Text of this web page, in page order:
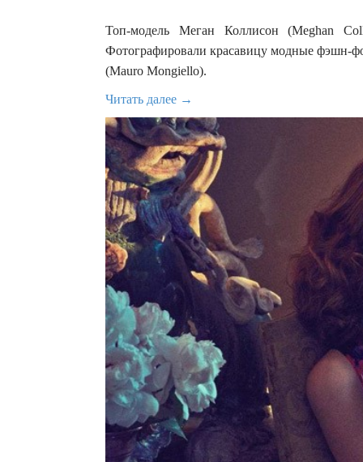
Топ-модель Меган Коллисон (Meghan
Фотографировали красавицу модные фэшн-
(Mauro Mongiello).
Читать далее →